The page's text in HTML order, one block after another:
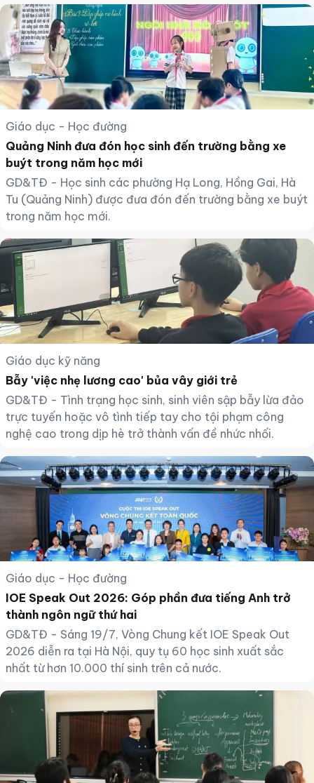
Giáo dục - Học đường
Quảng Ninh đưa đón học sinh đến trường bằng xe
buýt trong năm học mới
GD&TĐ - Học sinh các phường Hạ Long, Hồng Gai, Hà
Tu (Quảng Ninh) được đưa đón đến trường bằng xe buýt
trong năm học mới.
Giáo dục kỹ năng
Bẫy 'việc nhẹ lương cao' bủa vây giới trẻ
GD&TĐ - Tình trạng học sinh, sinh viên sập bẫy lừa đảo
trực tuyến hoặc vô tình tiếp tay cho tội phạm công
nghệ cao trong dịp hè trở thành vấn đề nhức nhối.
Giáo dục - Học đường
IOE Speak Out 2026: Góp phần đưa tiếng Anh trở
thành ngôn ngữ thứ hai
GD&TĐ - Sáng 19/7, Vòng Chung kết IOE Speak Out
2026 diễn ra tại Hà Nội, quy tụ 60 học sinh xuất sắc
nhất từ hơn 10.000 thí sinh trên cả nước.